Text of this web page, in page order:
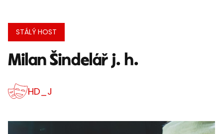
STÁLÝ HOST
Milan Šindelář j. h.
HD_J